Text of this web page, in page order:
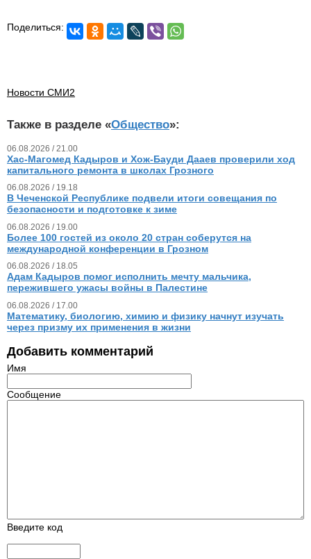
Поделиться:
Новости СМИ2
Также в разделе «Общество»:
06.08.2026 / 21.00
Хас-Магомед Кадыров и Хож-Бауди Дааев проверили ход
капитального ремонта в школах Грозного
06.08.2026 / 19.18
В Чеченской Республике подвели итоги совещания по
безопасности и подготовке к зиме
06.08.2026 / 19.00
Более 100 гостей из около 20 стран соберутся на
международной конференции в Грозном
06.08.2026 / 18.05
Адам Кадыров помог исполнить мечту мальчика,
пережившего ужасы войны в Палестине
06.08.2026 / 17.00
Математику, биологию, химию и физику начнут изучать
через призму их применения в жизни
Добавить комментарий
Имя
Сообщение
Введите код